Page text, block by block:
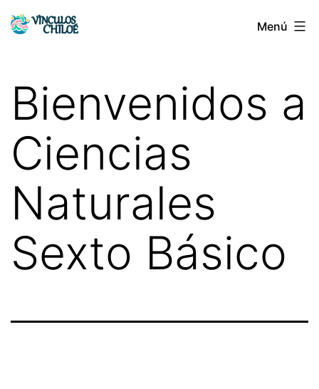
Saltar
Vínculos
Menú
Bienvenidos a
Ciencias
Naturales
Sexto Básico